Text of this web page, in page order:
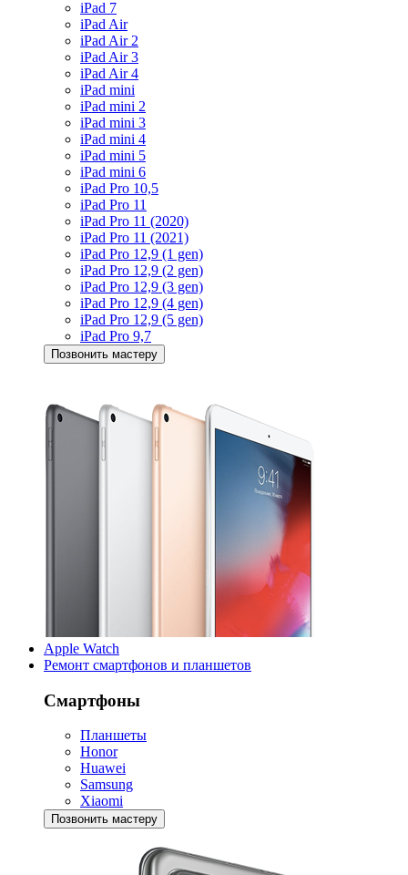
iPad 7
iPad Air
iPad Air 2
iPad Air 3
iPad Air 4
iPad mini
iPad mini 2
iPad mini 3
iPad mini 4
iPad mini 5
iPad mini 6
iPad Pro 10,5
iPad Pro 11
iPad Pro 11 (2020)
iPad Pro 11 (2021)
iPad Pro 12,9 (1 gen)
iPad Pro 12,9 (2 gen)
iPad Pro 12,9 (3 gen)
iPad Pro 12,9 (4 gen)
iPad Pro 12,9 (5 gen)
iPad Pro 9,7
Позвонить мастеру
Apple Watch
Ремонт смартфонов и планшетов
Смартфоны
Планшеты
Honor
Huawei
Samsung
Xiaomi
Позвонить мастеру